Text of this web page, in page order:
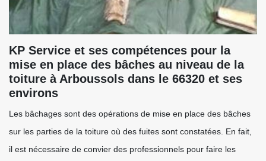
KP Service et ses compétences pour la
mise en place des bâches au niveau de la
toiture à Arboussols dans le 66320 et ses
environs
Les bâchages sont des opérations de mise en place des bâches
sur les parties de la toiture où des fuites sont constatées. En fait,
il est nécessaire de convier des professionnels pour faire les